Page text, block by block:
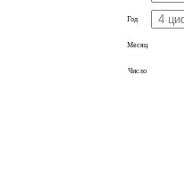
Год
Месяц
Число